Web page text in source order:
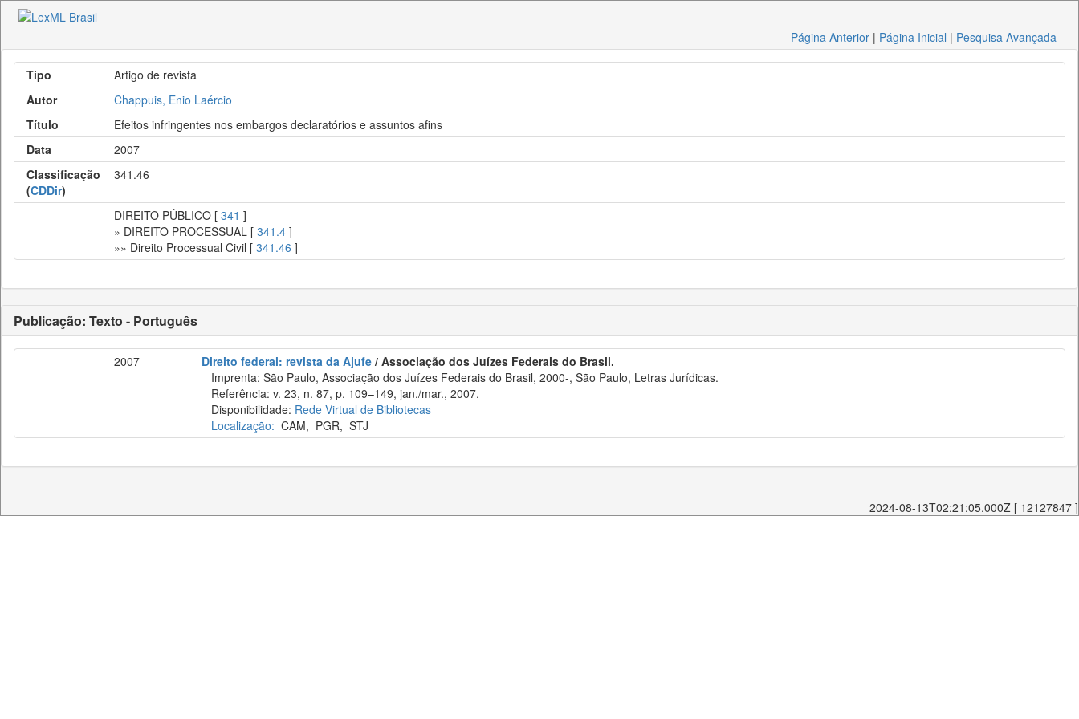
Página Anterior | Página Inicial | Pesquisa Avançada
Tipo
Artigo de revista
Autor
Chappuis, Enio Laércio
Título
Efeitos infringentes nos embargos declaratórios e assuntos afins
Data
2007
Classificação
(CDDir)
341.46
DIREITO PÚBLICO [ 341 ]
» DIREITO PROCESSUAL [ 341.4 ]
»» Direito Processual Civil [ 341.46 ]
Publicação: Texto - Português
2007 Direito federal: revista da Ajufe / Associação dos Juízes Federais do Brasil.
Imprenta: São Paulo, Associação dos Juízes Federais do Brasil, 2000-, São Paulo, Letras Jurídicas.
Referência: v. 23, n. 87, p. 109–149, jan./mar., 2007.
Disponibilidade: Rede Virtual de Bibliotecas
Localização: CAM, PGR, STJ
2024-08-13T02:21:05.000Z [ 12127847 ]